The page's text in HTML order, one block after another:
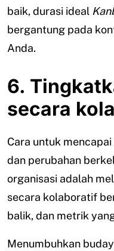
baik, durasi ideal
bergantung pada
Anda.
6.
secara
Cara untuk
dan perubahan
organisasi adalah
secara kolaboratif
balik, dan metrik
Menumbuhkan